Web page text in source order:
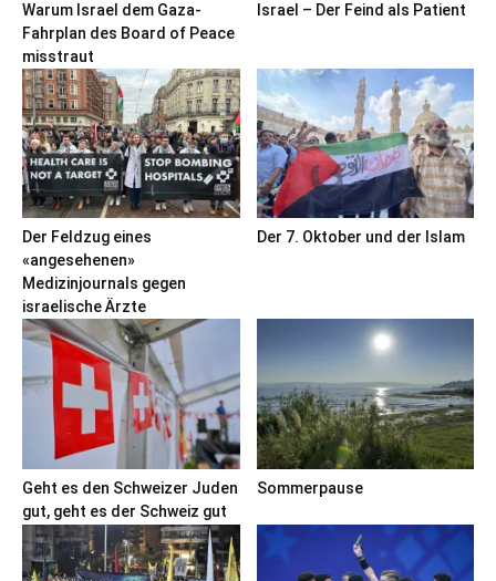
Warum Israel dem Gaza-
Fahrplan des Board of Peace
misstraut
Israel – Der Feind als Patient
Der Feldzug eines
«angesehenen»
Medizinjournals gegen
israelische Ärzte
Der 7. Oktober und der Islam
Geht es den Schweizer Juden
gut, geht es der Schweiz gut
Sommerpause